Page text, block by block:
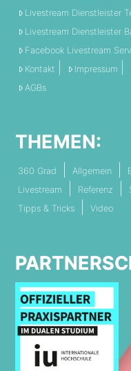
Livestream Dienstleister
Livestream Dienstleister
Facebook Livestream
Kontakt
Impressum
AGBs
THEMEN:
360 Grad Allgemein
Livestream
Referenz
Tipps & Tricks
Video